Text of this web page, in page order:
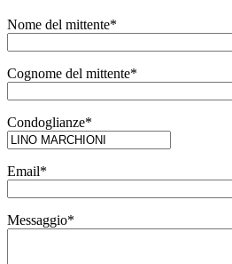
Nome del mittente*
Cognome del mittente*
Condoglianze*
Email*
Messaggio*